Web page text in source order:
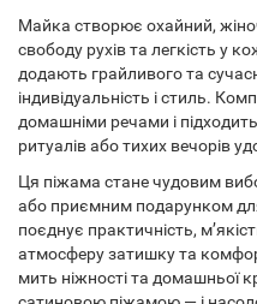
Майка створює охайний,
свободу рухів та легкість у
додають грайливого та
індивідуальність і стиль.
домашніми речами і
ритуалів або тихих вечорів
Ця піжама стане чудовим
або приємним подарунком
поєднує практичність,
атмосферу затишку та
мить ніжності та домашньої